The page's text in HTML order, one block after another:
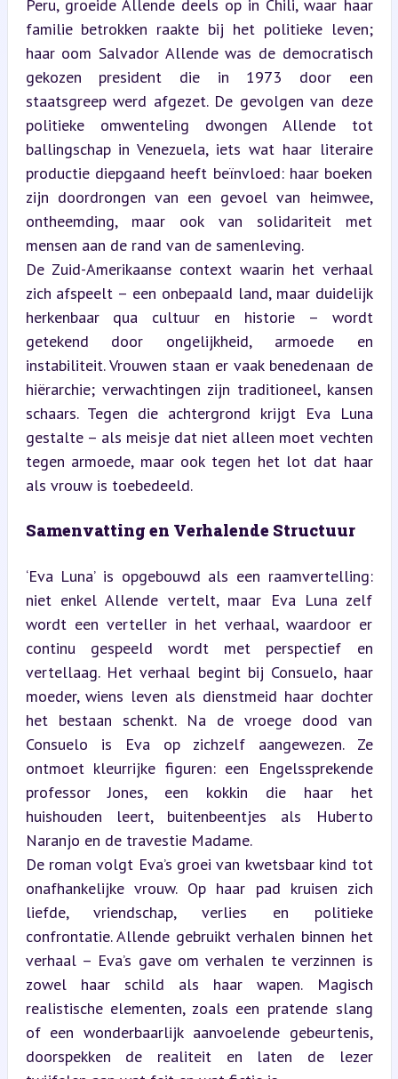
Peru, groeide Allende deels op in Chili, waar haar
familie betrokken raakte bij het politieke leven;
haar oom Salvador Allende was de democratisch
gekozen president die in 1973 door een
staatsgreep werd afgezet. De gevolgen van deze
politieke omwenteling dwongen Allende tot
ballingschap in Venezuela, iets wat haar literaire
productie diepgaand heeft beïnvloed: haar boeken
zijn doordrongen van een gevoel van heimwee,
ontheemding, maar ook van solidariteit met
mensen aan de rand van de samenleving.
De Zuid-Amerikaanse context waarin het verhaal
zich afspeelt – een onbepaald land, maar duidelijk
herkenbaar qua cultuur en historie – wordt
getekend door ongelijkheid, armoede en
instabiliteit. Vrouwen staan er vaak benedenaan de
hiërarchie; verwachtingen zijn traditioneel, kansen
schaars. Tegen die achtergrond krijgt Eva Luna
gestalte – als meisje dat niet alleen moet vechten
tegen armoede, maar ook tegen het lot dat haar
als vrouw is toebedeeld.
Samenvatting en Verhalende Structuur
‘Eva Luna’ is opgebouwd als een raamvertelling:
niet enkel Allende vertelt, maar Eva Luna zelf
wordt een verteller in het verhaal, waardoor er
continu gespeeld wordt met perspectief en
vertellaag. Het verhaal begint bij Consuelo, haar
moeder, wiens leven als dienstmeid haar dochter
het bestaan schenkt. Na de vroege dood van
Consuelo is Eva op zichzelf aangewezen. Ze
ontmoet kleurrijke figuren: een Engelssprekende
professor Jones, een kokkin die haar het
huishouden leert, buitenbeentjes als Huberto
Naranjo en de travestie Madame.
De roman volgt Eva’s groei van kwetsbaar kind tot
onafhankelijke vrouw. Op haar pad kruisen zich
liefde, vriendschap, verlies en politieke
confrontatie. Allende gebruikt verhalen binnen het
verhaal – Eva’s gave om verhalen te verzinnen is
zowel haar schild als haar wapen. Magisch
realistische elementen, zoals een pratende slang
of een wonderbaarlijk aanvoelende gebeurtenis,
doorspekken de realiteit en laten de lezer